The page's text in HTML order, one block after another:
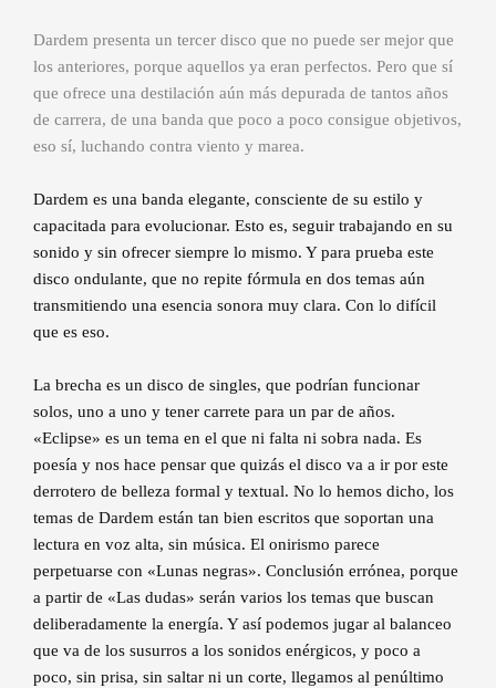
Dardem presenta un tercer disco que no puede ser mejor que
los anteriores, porque aquellos ya eran perfectos. Pero que sí
que ofrece una destilación aún más depurada de tantos años
de carrera, de una banda que poco a poco consigue objetivos,
eso sí, luchando contra viento y marea.
Dardem es una banda elegante, consciente de su estilo y
capacitada para evolucionar. Esto es, seguir trabajando en su
sonido y sin ofrecer siempre lo mismo. Y para prueba este
disco ondulante, que no repite fórmula en dos temas aún
transmitiendo una esencia sonora muy clara. Con lo difícil
que es eso.
La brecha es un disco de singles, que podrían funcionar
solos, uno a uno y tener carrete para un par de años.
«Eclipse» es un tema en el que ni falta ni sobra nada. Es
poesía y nos hace pensar que quizás el disco va a ir por este
derrotero de belleza formal y textual. No lo hemos dicho, los
temas de Dardem están tan bien escritos que soportan una
lectura en voz alta, sin música. El onirismo parece
perpetuarse con «Lunas negras». Conclusión errónea, porque
a partir de «Las dudas» serán varios los temas que buscan
deliberadamente la energía. Y así podemos jugar al balanceo
que va de los susurros a los sonidos enérgicos, y poco a
poco, sin prisa, sin saltar ni un corte, llegamos al penúltimo